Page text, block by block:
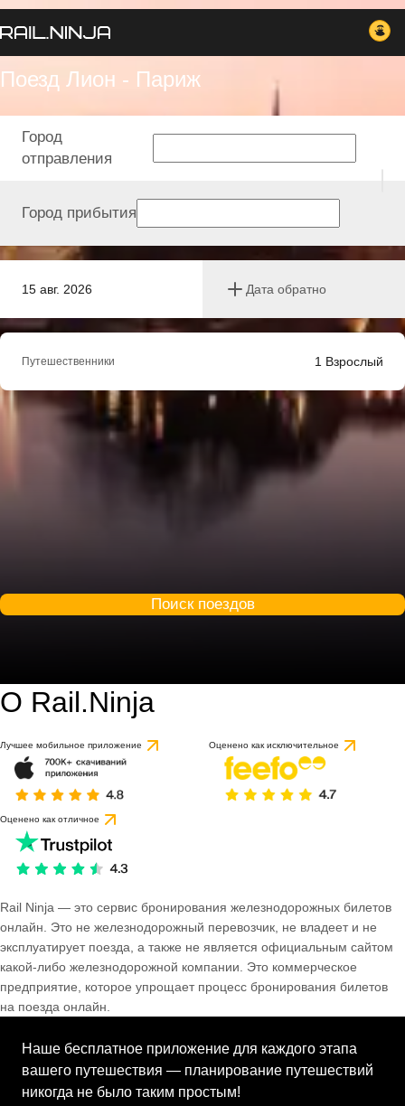
Поезд Лион - Париж
15 авг. 2026 Дата обратно
Город
отправления
Город прибытия
Путешественники 1 Взрослый
Поиск поездов
О Rail.Ninja
Лучшее мобильное приложение Оценено как исключительное
Оценено как отличное
Rail Ninja — это сервис бронирования железнодорожных билетов
онлайн. Это не железнодорожный перевозчик, не владеет и не
эксплуатирует поезда, а также не является официальным сайтом
какой-либо железнодорожной компании. Это коммерческое
предприятие, которое упрощает процесс бронирования билетов
на поезда онлайн.
Наше бесплатное приложение для каждого этапа
вашего путешествия — планирование путешествий
никогда не было таким простым!
на основе 1 отзыва